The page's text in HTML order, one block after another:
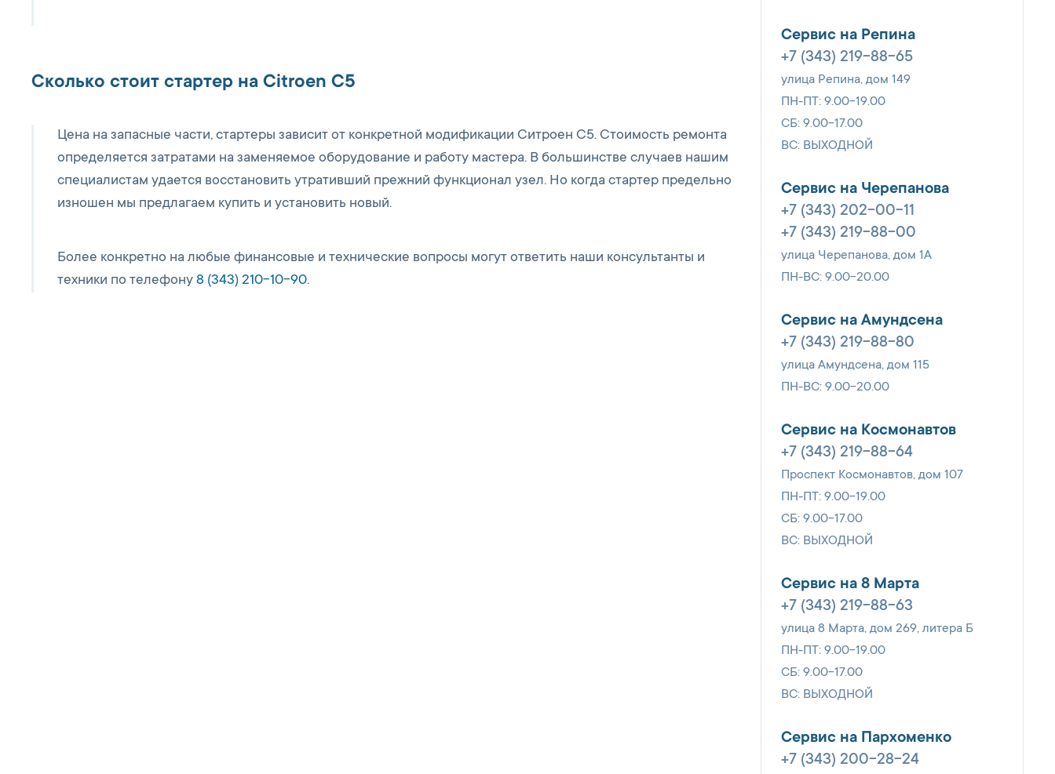
Сколько стоит стартер на Citroen C5
Цена на запасные части, стартеры зависит от конкретной модификации Ситроен С5. Стоимость ремонта
определяется затратами на заменяемое оборудование и работу мастера. В большинстве случаев нашим
специалистам удается восстановить утративший прежний функционал узел. Но когда стартер предельно
изношен мы предлагаем купить и установить новый.
Более конкретно на любые финансовые и технические вопросы могут ответить наши консультанты и
техники по телефону 8 (343) 210-10-90.
Сервис на Репина
+7 (343) 219-88-65
улица Репина, дом 149
ПН-ПТ: 9.00-19.00
СБ: 9.00-17.00
ВС: ВЫХОДНОЙ
Сервис на Черепанова
+7 (343) 202-00-11
+7 (343) 219-88-00
улица Черепанова, дом 1А
ПН-ВС: 9.00-20.00
Сервис на Амундсена
+7 (343) 219-88-80
улица Амундсена, дом 115
ПН-ВС: 9.00-20.00
Сервис на Космонавтов
+7 (343) 219-88-64
Проспект Космонавтов, дом 107
ПН-ПТ: 9.00-19.00
СБ: 9.00-17.00
ВС: ВЫХОДНОЙ
Сервис на 8 Марта
+7 (343) 219-88-63
улица 8 Марта, дом 269, литера Б
ПН-ПТ: 9.00-19.00
СБ: 9.00-17.00
ВС: ВЫХОДНОЙ
Сервис на Пархоменко
+7 (343) 200-28-24